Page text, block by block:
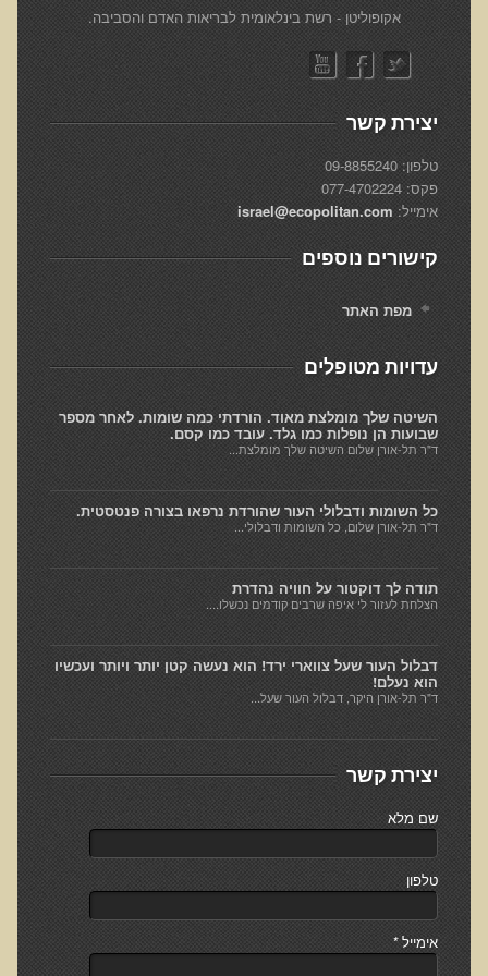
אוכלי כל, צמחונים או טבעונים
רכישת סדנת אוכלי כל, צמחונים או טבעונים
מערכת החיסון
וידאו סדנת מערכת החיסון
כל האמת על שמנים ושומנים
רכישת סדנת כל האמת על שמנים ושומנים
מדיטציה
רכישת סדנת מדיטציה
וידאו מדיטציה - כל החלקים
וידאו מדיטציה - חלק 1 - הסבר כללי
טבעונות הלכה למעשה
רכישת סדנת טבעונות הלכה למעשה
הרצאות ואירועים
סדנה בנושא: התא ובריאותך
הרצאות ואירועים קרובים
חבקו את השמש! הרצאת זום
מפגש קולנועי עם דר' עדיאל תל-אורן
כנס אוכלים בריא 8
כנס בריאות העור, השיער והציפורניים - והקשר העמוק לבריאות הגוף
הפנימי והמח
הרצאה: תבוסת הסרטן - מהפכת הגילוי המוקדם
סדנת הבריאות המינית, הסקס והפוריות עם ד"ר עדיאל תל-אורן
הרצאה: סודות האפיגנטיקה
עידן המחלות האוטו-אימוניות - מינקות ועד בגרות
הרצאות מוקלטות בעברית
תנועה תקינה במפרקים
​אקופוליטן - רשת בינלאומית לבריאות האדם והסביבה.
יצירת קשר
טלפון: 09-8855240
פקס: 077-4702224
אימייל: israel@ecopolitan.com
קישורים נוספים
מפת האתר
עדויות מטופלים
השיטה שלך מומלצת מאוד. הורדתי כמה שומות. לאחר מספר
שבועות הן נופלות כמו גלד. עובד כמו קסם.
ד"ר תל-אורן שלום השיטה שלך מומלצת...
כל השומות ודבלולי העור שהורדת נרפאו בצורה פנטסטית.
ד"ר תל-אורן שלום, כל השומות ודבלולי...
תודה לך דוקטור על חוויה נהדרת
הצלחת לעזור לי איפה שרבים קודמים נכשלו....
דבלול העור שעל צווארי ירד! הוא נעשה קטן יותר ויותר ועכשיו
הוא נעלם!
ד"ר תל-אורן היקר, דבלול העור שעל...
יצירת קשר
שם מלא
טלפון
אימייל*